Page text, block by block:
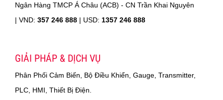
Ngân Hàng TMCP Á Châu (ACB) - CN Trần Khai Nguyên
| VND: 357 246 888 | USD: 1357 246 888
GIẢI PHÁP & DỊCH VỤ
Phân Phối Cảm Biến, Bộ Điều Khiển, Gauge, Transmitter,
PLC, HMI, Thiết Bị Điện.